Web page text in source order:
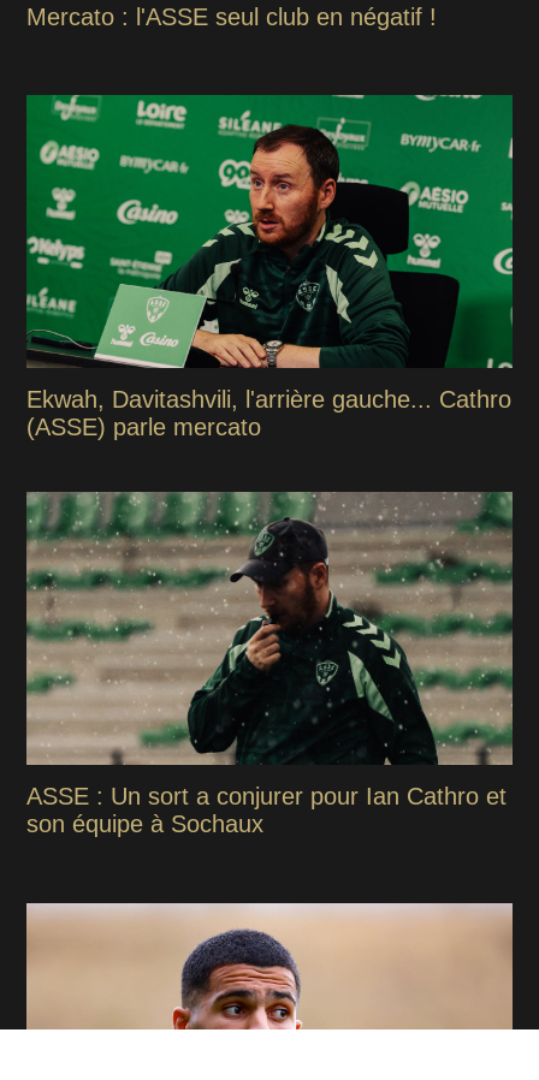
Mercato : l'ASSE seul club en négatif !
Ekwah, Davitashvili, l'arrière gauche... Cathro
(ASSE) parle mercato
ASSE : Un sort a conjurer pour Ian Cathro et
son équipe à Sochaux